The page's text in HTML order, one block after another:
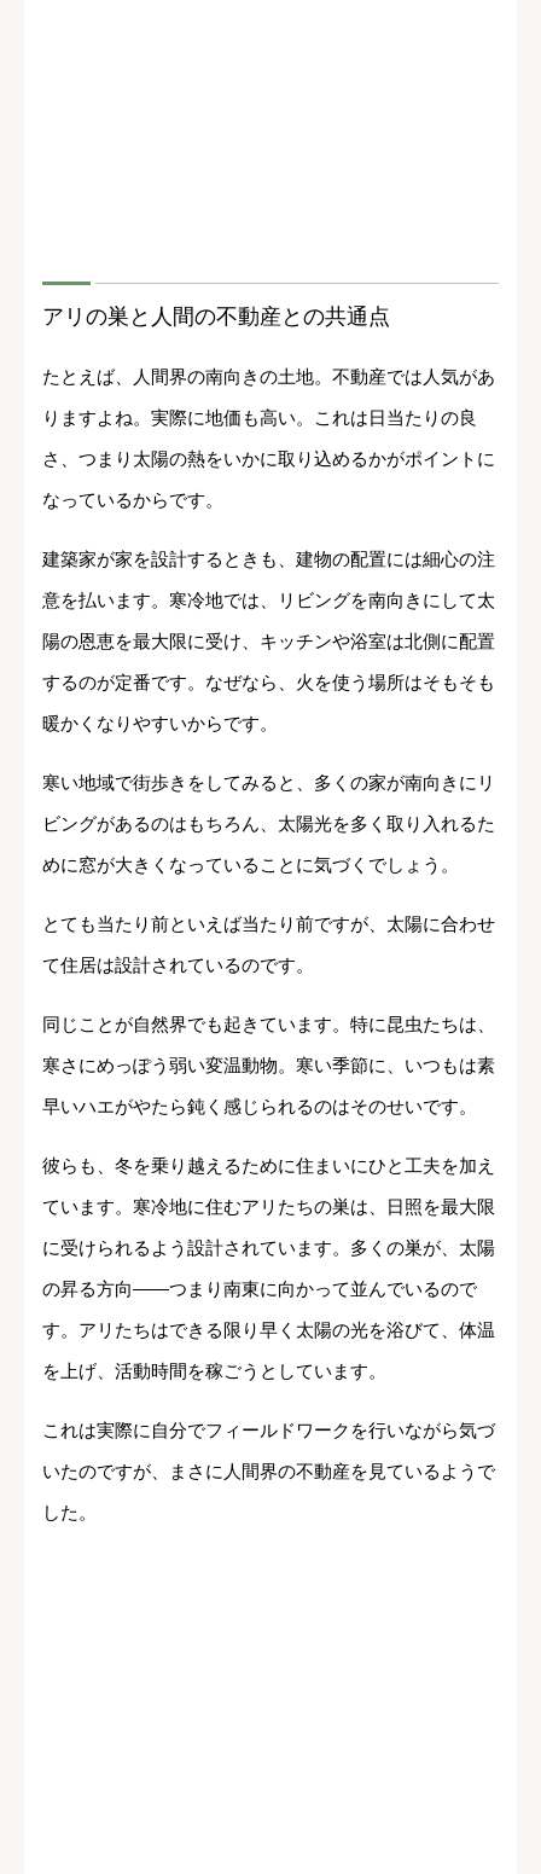
アリの巣と人間の不動産との共通点
たとえば、人間界の南向きの土地。不動産では人気があ
りますよね。実際に地価も高い。これは日当たりの良
さ、つまり太陽の熱をいかに取り込めるかがポイントに
なっているからです。
建築家が家を設計するときも、建物の配置には細心の注
意を払います。寒冷地では、リビングを南向きにして太
陽の恩恵を最大限に受け、キッチンや浴室は北側に配置
するのが定番です。なぜなら、火を使う場所はそもそも
暖かくなりやすいからです。
寒い地域で街歩きをしてみると、多くの家が南向きにリ
ビングがあるのはもちろん、太陽光を多く取り入れるた
めに窓が大きくなっていることに気づくでしょう。
とても当たり前といえば当たり前ですが、太陽に合わせ
て住居は設計されているのです。
同じことが自然界でも起きています。特に昆虫たちは、
寒さにめっぽう弱い変温動物。寒い季節に、いつもは素
早いハエがやたら鈍く感じられるのはそのせいです。
彼らも、冬を乗り越えるために住まいにひと工夫を加え
ています。寒冷地に住むアリたちの巣は、日照を最大限
に受けられるよう設計されています。多くの巣が、太陽
の昇る方向――つまり南東に向かって並んでいるので
す。アリたちはできる限り早く太陽の光を浴びて、体温
を上げ、活動時間を稼ごうとしています。
これは実際に自分でフィールドワークを行いながら気づ
いたのですが、まさに人間界の不動産を見ているようで
した。